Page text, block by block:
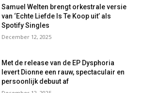
Samuel Welten brengt orkestrale versie
van ‘Echte Liefde Is Te Koop uit’ als
Spotify Singles
December 12, 2025
Met de release van de EP Dysphoria
levert Dionne een rauw, spectaculair en
persoonlijk debuut af